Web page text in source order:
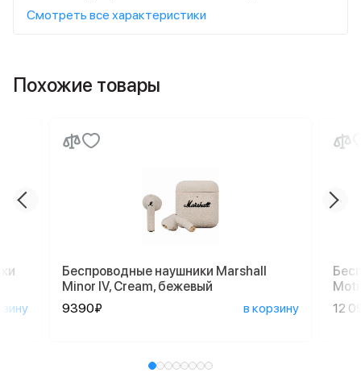
Смотреть все характеристики
Похожие товары
Беспроводные наушники Marshall
Minor IV, Cream, бежевый
9390₽
в корзину
12